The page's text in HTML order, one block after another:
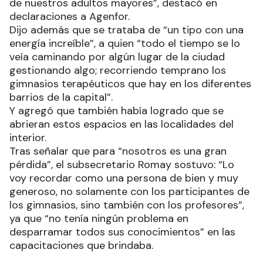
declaraciones a Agenfor.
Dijo además que se trataba de “un tipo con una
energía increíble”, a quien “todo el tiempo se lo
veía caminando por algún lugar de la ciudad
gestionando algo; recorriendo temprano los
gimnasios terapéuticos que hay en los diferentes
barrios de la capital”.
Y agregó que también había logrado que se
abrieran estos espacios en las localidades del
interior.
Tras señalar que para “nosotros es una gran
pérdida”, el subsecretario Romay sostuvo: “Lo
voy recordar como una persona de bien y muy
generoso, no solamente con los participantes de
los gimnasios, sino también con los profesores”,
ya que “no tenía ningún problema en
desparramar todos sus conocimientos” en las
capacitaciones que brindaba.